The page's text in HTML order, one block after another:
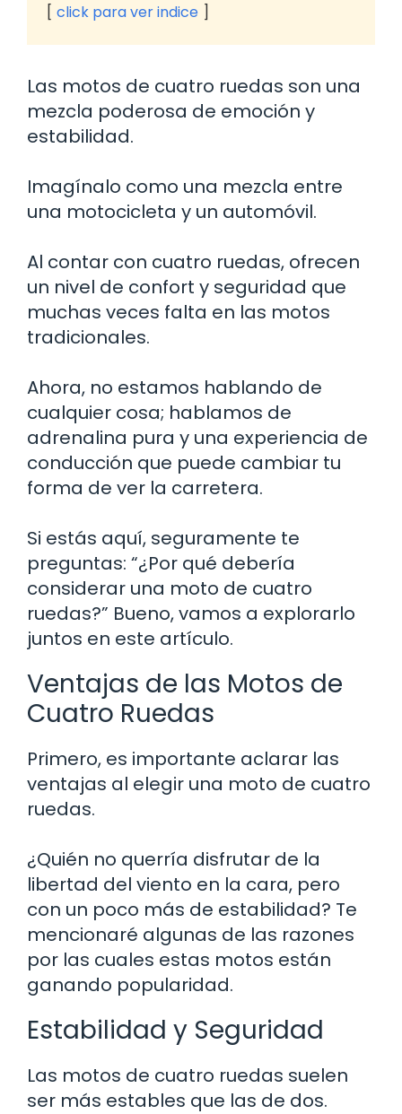
click para ver indice
Las motos de cuatro ruedas son una
mezcla poderosa de emoción y
estabilidad.
Imagínalo como una mezcla entre
una motocicleta y un automóvil.
Al contar con cuatro ruedas, ofrecen
un nivel de confort y seguridad que
muchas veces falta en las motos
tradicionales.
Ahora, no estamos hablando de
cualquier cosa; hablamos de
adrenalina pura y una experiencia de
conducción que puede cambiar tu
forma de ver la carretera.
Si estás aquí, seguramente te
preguntas: “¿Por qué debería
considerar una moto de cuatro
ruedas?” Bueno, vamos a explorarlo
juntos en este artículo.
Ventajas de las Motos de
Cuatro Ruedas
Primero, es importante aclarar las
ventajas al elegir una moto de cuatro
ruedas.
¿Quién no querría disfrutar de la
libertad del viento en la cara, pero
con un poco más de estabilidad? Te
mencionaré algunas de las razones
por las cuales estas motos están
ganando popularidad.
Estabilidad y Seguridad
Las motos de cuatro ruedas suelen
ser más estables que las de dos.